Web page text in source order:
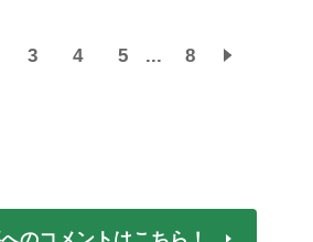
3 4 5 ... 8